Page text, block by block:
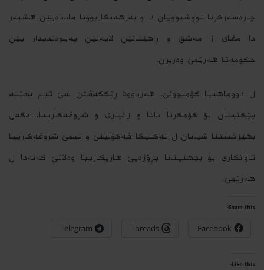
چارەسەرکرنا تووشبوویان دا و بەرهەنگاربوونا ماددەیێن هشبەر
دا مفای ژ مەشق و ڕاهێنانێن لایەنێن پەیوەندیدار یێن
حکومەتا هەرێمێ وەربرن.
ل دووماهییا کۆمبوونێ، هەردوولا ڕێککەڤتن سێ تیم بهێنە
پێکئینان بۆ کۆمکرنا داتا و زانیاری و شروڤەکارییا، دگەل
بهێزخستنا شیانان ل تەکنیکا ڤەکۆلینێ و تیمێ شروڤەکارییا
تاوانکاری بۆ بجهئینانا پڕۆژەیێ هاریکارییا وەلاتێ کەنەدا ل
هەرێمێ.
Share this:
Facebook
Threads
Telegram
Like this: